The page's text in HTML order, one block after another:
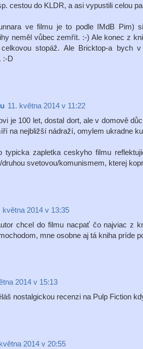
cestou do KLDR, a asi vypustili celou
ve filmu je to podle IMdB Pim)
neměl vůbec zemřít. :-) Ale konec z
stopáž. Ale Bricktop-a bych v
:-D
11. května 2014 v 11:22
je 100 let, dostal dort, ale v domově
na nejbližší nádraží, omylem ukradne
typicka zapletka ceskyho filmu
svetovou/komunismem, kterej
května 2014 v 13:35
chcel do filmu nacpať čo najviac z
mne osobne aj tá kniha príde
2014 v 15:13
nostalgickou recenzi na Pulp Fiction
2014 v 20:55